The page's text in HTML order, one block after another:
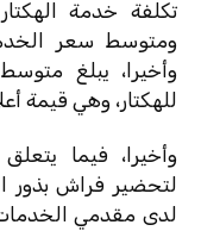
للهكتار، وهي قيمة
وأخيرا، فيما
لتحضير فراش بذور
لدى مقدمي